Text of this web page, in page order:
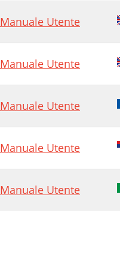
Bezpečnostní pokyny
Všeobecné bezpečnostní
Čištění/údržba/
Účel použitia
Manuale Utente
Manuale Utente
Manuale Utente
Manuale Utente
Manuale Utente